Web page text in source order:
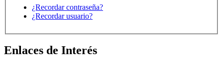
¿Recordar contraseña?
¿Recordar usuario?
Enlaces de Interés